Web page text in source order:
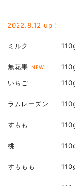
2022.8.12 up！
ミルク
無花果 NEW!
いちご
ラムレーズン
すもも
桃
すももも